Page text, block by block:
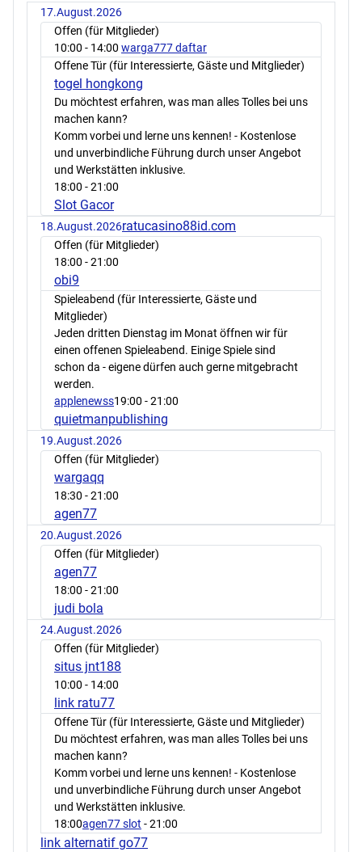
17.August.2026
Offen (für Mitglieder)
10:00 - 14:00 warga777 daftar
Offene Tür (für Interessierte, Gäste und Mitglieder)
togel hongkong
Du möchtest erfahren, was man alles Tolles bei uns
machen kann?
Komm vorbei und lerne uns kennen! - Kostenlose
und unverbindliche Führung durch unser Angebot
und Werkstätten inklusive.
18:00 - 21:00
Slot Gacor
18.August.2026ratucasino88id.com
Offen (für Mitglieder)
18:00 - 21:00
obi9
Spieleabend (für Interessierte, Gäste und
Mitglieder)
Jeden dritten Dienstag im Monat öffnen wir für
einen offenen Spieleabend. Einige Spiele sind
schon da - eigene dürfen auch gerne mitgebracht
werden.
applenewss19:00 - 21:00
quietmanpublishing
19.August.2026
Offen (für Mitglieder)
wargaqq
18:30 - 21:00
agen77
20.August.2026
Offen (für Mitglieder)
agen77
18:00 - 21:00
judi bola
24.August.2026
Offen (für Mitglieder)
situs jnt188
10:00 - 14:00
link ratu77
Offene Tür (für Interessierte, Gäste und Mitglieder)
Du möchtest erfahren, was man alles Tolles bei uns
machen kann?
Komm vorbei und lerne uns kennen! - Kostenlose
und unverbindliche Führung durch unser Angebot
und Werkstätten inklusive.
18:00agen77 slot - 21:00
link alternatif go77